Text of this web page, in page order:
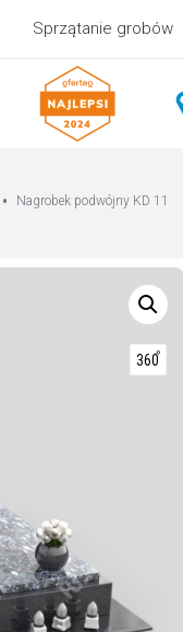
Sprzątanie grobów
Nagrobek podwójny KD 11